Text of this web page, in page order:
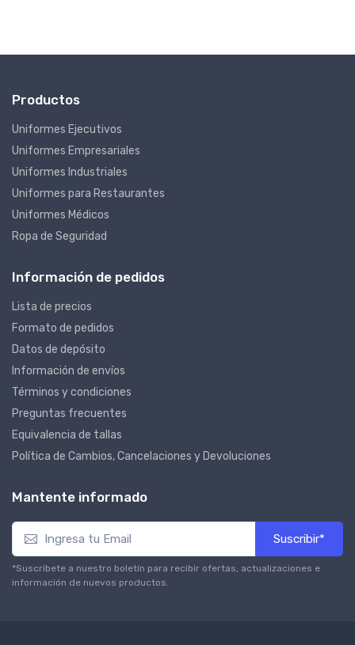
Productos
Uniformes Ejecutivos
Uniformes Empresariales
Uniformes Industriales
Uniformes para Restaurantes
Uniformes Médicos
Ropa de Seguridad
Información de pedidos
Lista de precios
Formato de pedidos
Datos de depósito
Información de envíos
Términos y condiciones
Preguntas frecuentes
Equivalencia de tallas
Política de Cambios, Cancelaciones y Devoluciones
Mantente informado
Suscribir*
*Suscríbete a nuestro boletín para recibir ofertas, actualizaciones e
información de nuevos productos.